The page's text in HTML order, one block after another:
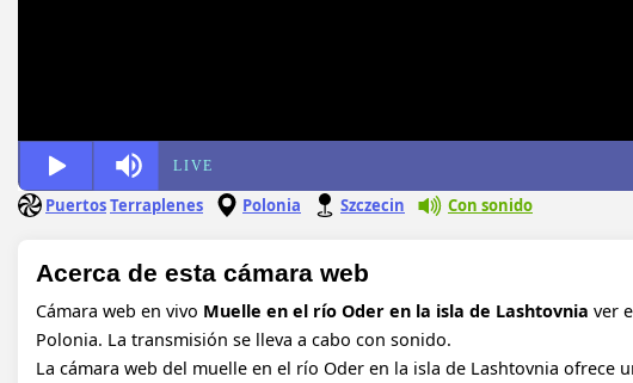
LIVE
PuertosTerraplenes Polonia Szczecin Con sonido
Acerca de esta cámara web
Cámara web en vivo Muelle en el río Oder en la isla de Lashtovnia ver
Polonia. La transmisión se lleva a cabo con sonido.
La cámara web del muelle en el río Oder en la isla de Lashtovnia